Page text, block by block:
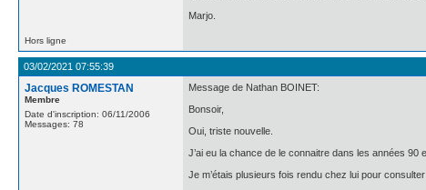
Marjo.
Hors ligne
03/02/2021 07:55:39
Jacques ROMESTAN
Membre
Date d'inscription: 06/11/2006
Messages: 78
Message de Nathan BOINET:
Bonsoir,
Oui, triste nouvelle.
J’ai eu la chance de le connaitre dans les années 90
Je m’étais plusieurs fois rendu chez lui pour